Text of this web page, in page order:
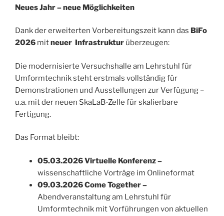
Neues Jahr – neue Möglichkeiten
Dank der erweiterten Vorbereitungszeit kann das BiFo
2026 mitneuer Infrastruktur überzeugen:
Die modernisierte Versuchshalle am Lehrstuhl für
Umformtechnik steht erstmals vollständig für
Demonstrationen und Ausstellungen zur Verfügung –
u.a. mit der neuen SkaLaB-Zelle für skalierbare
Fertigung.
Das Format bleibt:
05.03.2026 Virtuelle Konferenz –
wissenschaftliche Vorträge im Onlineformat
09.03.2026 Come Together –
Abendveranstaltung am Lehrstuhl für
Umformtechnik mit Vorführungen von aktuellen